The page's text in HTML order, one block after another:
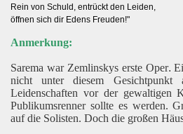
Rein von Schuld, entrückt den Leiden,
öffnen sich dir Edens Freuden!"
Anmerkung:
Sarema war Zemlinskys erste Oper.
nicht unter diesem Gesichtpunkt
Leidenschaften vor der gewaltigen
Publikumsrenner sollte es werden.
auf die Solisten. Doch die großen